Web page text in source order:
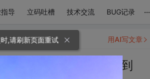
导 立码吐槽 技术交流 BUG记录 ...
重开的日子，直到遇到
用AI写文章
,请刷新页面重试